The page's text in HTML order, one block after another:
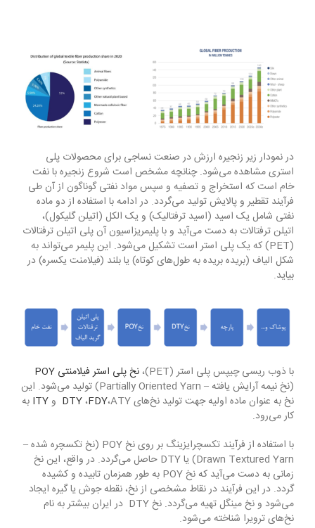
در نمودار زیر زنجیره ارزش در صنعت نساجی برای محصولات پلی
استری مشاهده می‌شود. چنانچه مشخص است شروع زنجیره با نفت
خام است که استخراج و تصفیه و سپس مواد نفتی گوناگون از آن طی
فرآیند تقطیر و پالایش تولید می‌گردد. در ادامه با استفاده از دو ماده
نفتی شامل یک اسید (اسید ترفتالیک) و یک الکل (اتیلن گلیکول)،
اتیلن ترفتالات به دست می‌آید و با پلیمریزاسیون آن پلی اتیلن ترفتالات
(PET) که یک پلی استر است تشکیل می‌شود. این پلیمر می‌تواند به
شکل الیاف (بریده بریده به طول‌های کوتاه) یا بلند (فیلامنت یکسره) در
بیاید.
با ذوب ریسی چیپس پلی استر (PET)،
نخ پلی استر فیلامنتی POY
(نخ نیمه آرایش یافته – Partially Oriented Yarn) تولید می‌شود. این
نخ به عنوان ماده اولیه جهت تولید نخ‌های
DTY ،FDY،ATY و ITY به
کار می‌رود.
با استفاده از فرآیند تکسچرایزینگ بر روی نخ POY (نخ تکسچره شده –
Drawn Textured Yarn) یا DTY حاصل می‌گردد. در واقع، این نخ
زمانی به دست می‌آید که نخ POY به طور همزمان تابیده و کشیده
گردد. در این فرآیند در نقاط مشخصی از نخ، نقطه جوش یا گیره ایجاد
می‌شود و نخ مینگل تهیه می‌گردد. نخ DTY در ایران بیشتر به نام
نخ‌های ترویرا شناخته می‌شود.